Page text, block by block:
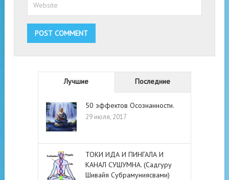
Лучшие Последние
50 эффектов Осознанности.
29 июля, 2017
ТОКИ ИДА И ПИНГАЛА И
КАНАЛ СУШУМНА. (Садгуру
Шивайя Субрамуниясвами)